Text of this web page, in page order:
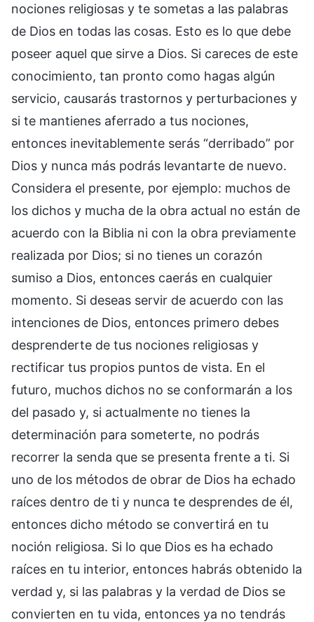
nociones religiosas y te sometas a las palabras
de Dios en todas las cosas. Esto es lo que debe
poseer aquel que sirve a Dios. Si careces de este
conocimiento, tan pronto como hagas algún
servicio, causarás trastornos y perturbaciones y
si te mantienes aferrado a tus nociones,
entonces inevitablemente serás “derribado” por
Dios y nunca más podrás levantarte de nuevo.
Considera el presente, por ejemplo: muchos de
los dichos y mucha de la obra actual no están de
acuerdo con la Biblia ni con la obra previamente
realizada por Dios; si no tienes un corazón
sumiso a Dios, entonces caerás en cualquier
momento. Si deseas servir de acuerdo con las
intenciones de Dios, entonces primero debes
desprenderte de tus nociones religiosas y
rectificar tus propios puntos de vista. En el
futuro, muchos dichos no se conformarán a los
del pasado y, si actualmente no tienes la
determinación para someterte, no podrás
recorrer la senda que se presenta frente a ti. Si
uno de los métodos de obrar de Dios ha echado
raíces dentro de ti y nunca te desprendes de él,
entonces dicho método se convertirá en tu
noción religiosa. Si lo que Dios es ha echado
raíces en tu interior, entonces habrás obtenido la
verdad y, si las palabras y la verdad de Dios se
convierten en tu vida, entonces ya no tendrás